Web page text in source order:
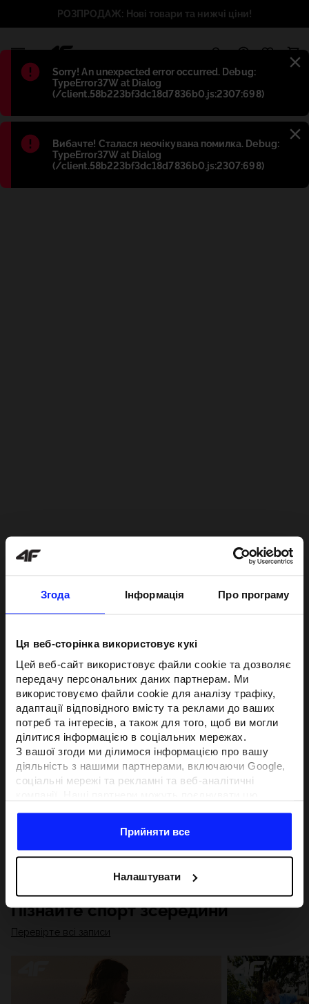
Згода Інформація Про програму
Ця веб-сторінка використовує кукі
Цей веб-сайт використовує файли cookie та дозволяє
передачу персональних даних партнерам. Ми
використовуємо файли cookie для аналізу трафіку,
адаптації відповідного вмісту та реклами до ваших
потреб та інтересів, а також для того, щоб ви могли
ділитися інформацією в соціальних мережах.
З вашої згоди ми ділимося інформацією про вашу
діяльність з нашими партнерами, включаючи Google,
соціальні мережі та рекламні та веб-аналітичні
отримують у результаті використання вами їхніх
послуг.З вашої згоди ми також можемо ділитися
з метою націлювання та покращення відображення
відповідної онлайн-реклами, проведення аналітики,
відповідності вмісту та вдосконалення рішень, які
пропонують наші партнери (наприклад, соціальні
мережі). Детальну інформацію можна знайти в нашій
та в розділі «Деталі».
Прийняти все
Налаштувати
Błąd:
Sorry! An unexpected error occurred. Debug:
TypeError37W at Dialog
(/client.58b223bf3dc18d7836b0.js:2307:698)
Błąd:
Вибачте! Сталася неочікувана помилка. Debug:
TypeError37W at Dialog
(/client.58b223bf3dc18d7836b0.js:2307:698)
РОЗПРОДАЖ: Нові товари та нижчі ціни!
Пізнайте спорт зсередини
Перевірте всі записи